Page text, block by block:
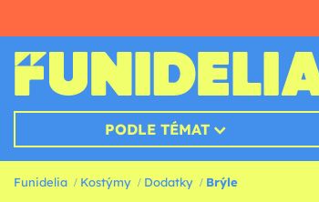
PODLE TÉMAT
Funidelia Kostýmy Dodatky Brýle